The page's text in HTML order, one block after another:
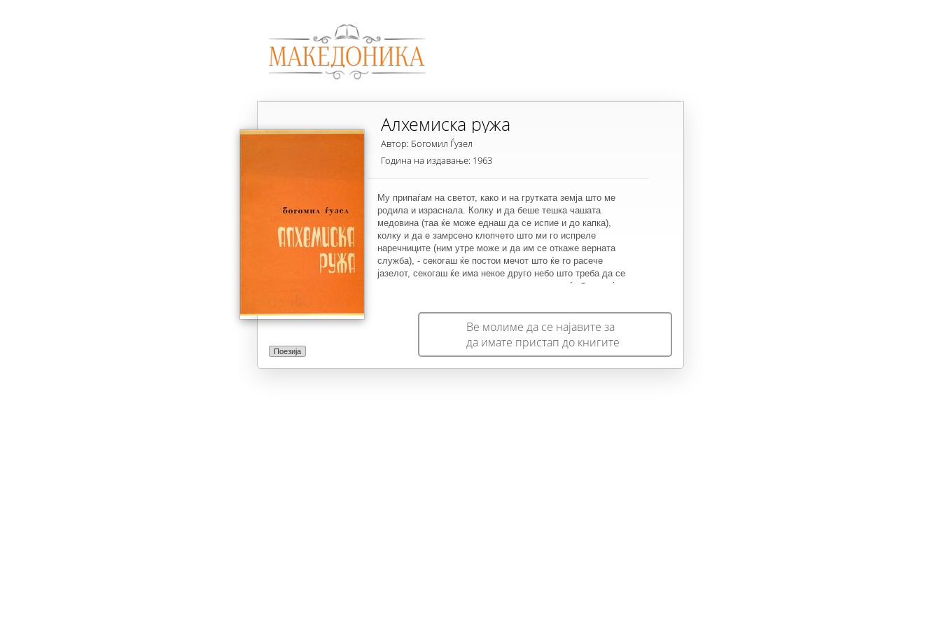
Поезија
Алхемиска ружа
Автор: Богомил Ѓузел
Година на издавање: 1963
Му припаѓам на светот, како и на грутката земја што ме
родила и израснала. Колку и да беше тешка чашата
медовина (таа ќе може еднаш да се испие и до капка),
колку и да е замрсено клопчето што ми го испреле
наречниците (ним утре може и да им се откаже верната
служба), - секогаш ќе постои мечот што ќе го расече
јазелот, секогаш ќе има некое друго небо што треба да се
исплакне одново со смеа и солзи и секогаш ќе биде тој
тебе ти ја заветува својата љубов и овие редови поетот.
Ве молиме да се најавите за
да имате пристап до книгите